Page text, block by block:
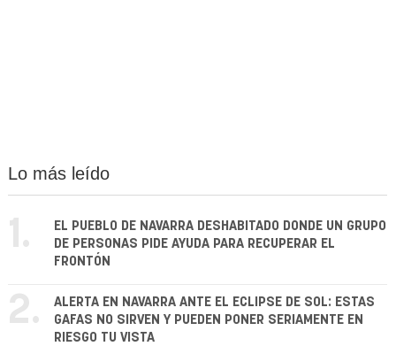
Lo más leído
1.
EL PUEBLO DE NAVARRA DESHABITADO DONDE UN GRUPO
DE PERSONAS PIDE AYUDA PARA RECUPERAR EL
FRONTÓN
2.
ALERTA EN NAVARRA ANTE EL ECLIPSE DE SOL: ESTAS
GAFAS NO SIRVEN Y PUEDEN PONER SERIAMENTE EN
RIESGO TU VISTA